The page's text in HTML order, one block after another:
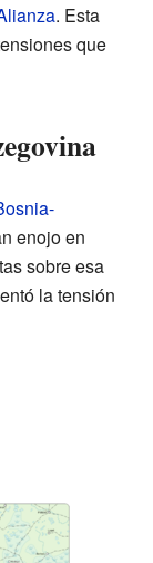
. Esta
que
enojo en
sobre esa
la tensión